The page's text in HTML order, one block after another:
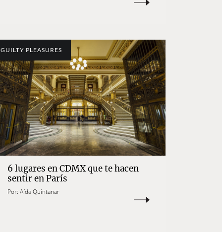
GUILTY PLEASURES
6 lugares en CDMX que te hacen
sentir en París
Por:Aída Quintanar